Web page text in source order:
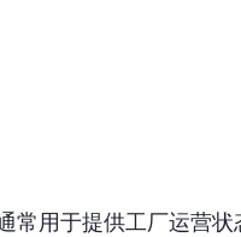
用于提供工厂运营状